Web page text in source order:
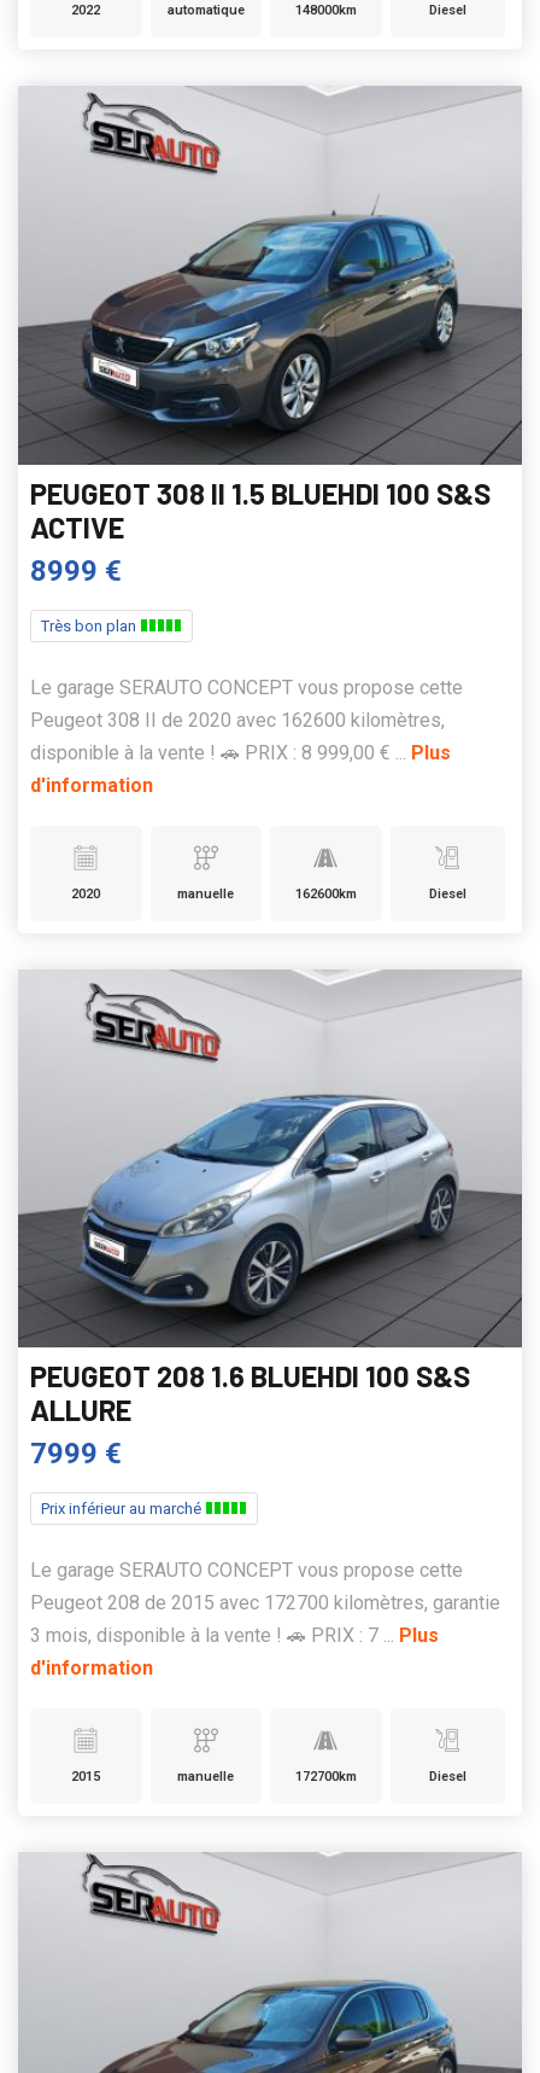
2022 automatique 148000km Diesel
PEUGEOT 308 II 1.5 BLUEHDI 100 S&S
ACTIVE
8999 €
Très bon plan
Le garage SERAUTO CONCEPT vous propose cette
Peugeot 308 II de 2020 avec 162600 kilomètres,
disponible à la vente ! 🚗 PRIX : 8 999,00 € ... Plus
d'information
2020 manuelle 162600km Diesel
PEUGEOT 208 1.6 BLUEHDI 100 S&S
ALLURE
7999 €
Prix inférieur au marché
Le garage SERAUTO CONCEPT vous propose cette
Peugeot 208 de 2015 avec 172700 kilomètres, garantie
3 mois, disponible à la vente ! 🚗 PRIX : 7 ... Plus
d'information
2015 manuelle 172700km Diesel